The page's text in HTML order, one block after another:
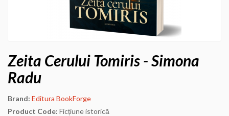
Zeita Cerului Tomiris - Simona
Radu
Brand: Editura BookForge
Product Code: Ficțiune istorică